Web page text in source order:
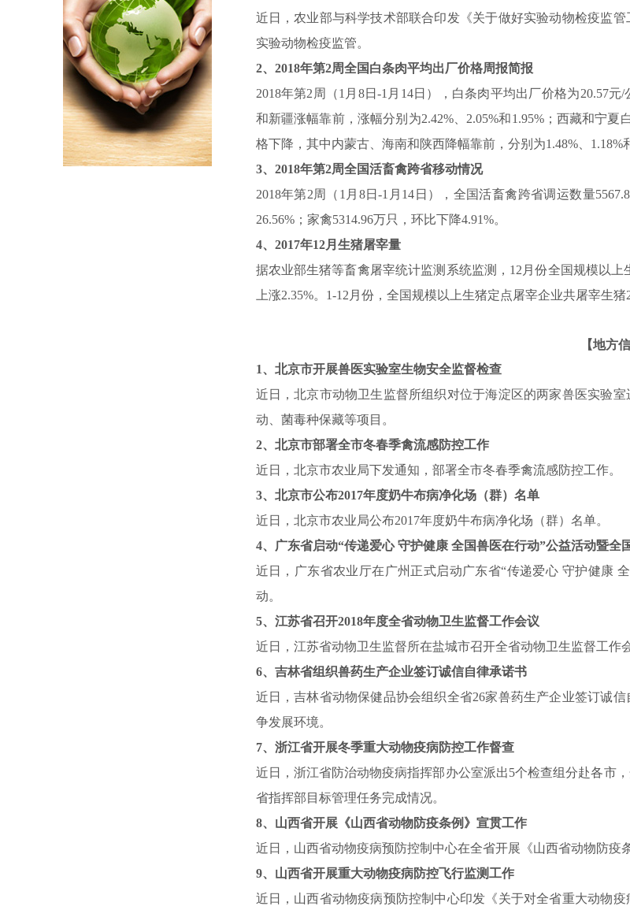
近日，农业部与科学技术部联合印发《关于做好实验动物检疫监
实验动物检疫监管。
2、 2018年第2周全国白条肉平均出厂价格周报简报
2018年第2 周（1 月 8日-1 月 14日），白条肉平均出厂价格为20.57元/
和新疆涨幅靠前，涨幅分别为2.42%、 2.05%和1.95%；西藏和宁夏
格下降，其中内蒙古、海南和陕西降幅靠前，分别为1.48%、 1.18%
3、 2018年第2周全国活畜禽跨省移动情况
2018年第2周（ 1 月 8日-1 月 14 日），全国活畜禽跨省调运数量
26.56%；家禽5314.96万只，环比下降4.91%。
4、 2017年12月生猪屠宰量
据农业部生猪等畜禽屠宰统计监测系统监测， 12 月份全国规模以上
上涨2.35%。 1-12 月份，全国规模以上生猪定点屠宰企业共屠宰生猪
【地方
1、北京市开展兽医实验室生物安全监督检查
近日，北京市动物卫生监督所组织对位于海淀区的两家兽医实验
动、菌毒种保藏等项目。
2、北京市部署全市冬春季禽流感防控工作
近日，北京市农业局下发通知，部署全市冬春季禽流感防控工作。
3、北京市公布2017年度奶牛布病净化场（群）名单
近日，北京市农业局公布2017年度奶牛布病净化场（群）名单。
4、广东省启动“传递爱心 守护健康 全国兽医在行动”公益活动暨全
近日，广东省农业厅在广州正式启动广东省“传递爱心 守护健康
动。
5、江苏省召开2018年度全省动物卫生监督工作会议
近日，江苏省动物卫生监督所在盐城市召开全省动物卫生监督工作
6、吉林省组织兽药生产企业签订诚信自律承诺书
近日，吉林省动物保健品协会组织全省26家兽药生产企业签订诚
争发展环境。
7、浙江省开展冬季重大动物疫病防控工作督查
近日，浙江省防治动物疫病指挥部办公室派出5个检查组分赴各市
省指挥部目标管理任务完成情况。
8、山西省开展《山西省动物防疫条例》宣贯工作
近日，山西省动物疫病预防控制中心在全省开展《山西省动物防疫
9、山西省开展重大动物疫病防控飞行监测工作
近日，山西省动物疫病预防控制中心印发《关于对全省重大动物